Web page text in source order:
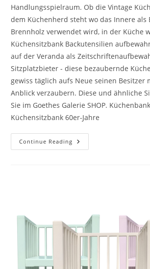
Handlungsspielraum. Ob die Vintage
dem Küchenherd steht wo das Innere als
Brennholz verwendet wird, in der Küche
Küchensitzbank Backutensilien
auf der Veranda als
Sitzplatzbieter - diese bezaubernde
gewiss täglich aufs Neue seinen Besitzer
Anblick verzaubern. Diese und ähnliche
Sie im Goethes Galerie SHOP.
Küchensitzbank 60er-Jahre
Continue Reading